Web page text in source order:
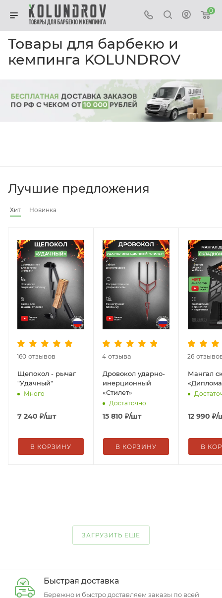
0
Товары для барбекю и
кемпинга KOLUNDROV
Лучшие предложения
Хит Новинка
160 отзывов
Щепокол - рычаг
"Удачный"
Много
7 240 ₽/шт
В КОРЗИНУ
4 отзыва
Дровокол ударно-
инерционный
«Стилет»
Достаточно
15 810 ₽/шт
В КОРЗИНУ
26
Мангал
12 990 ₽/
В
ЗАГРУЗИТЬ ЕЩЕ
Быстрая доставка
Бережно и быстро доставляем заказы по всей